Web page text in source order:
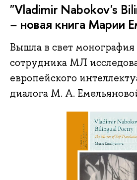
"Vladimir Nabokov's
− новая книга Марии
Вышла в свет
сотрудника МЛ
европейского
диалога М. А.